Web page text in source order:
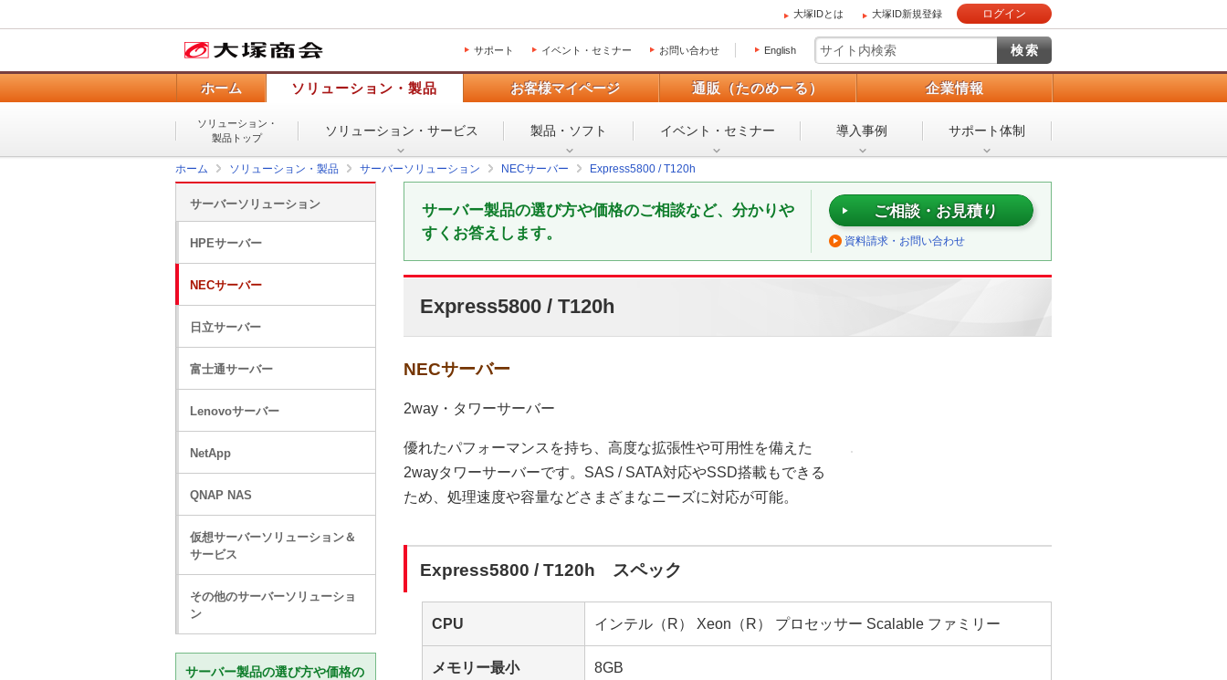
大塚IDとは 大塚ID新規登録 ログイン
サポート イベント・セミナー お問い合わせ English
ホーム ソリューション・製品 お客様マイページ 通販（たのめーる） 企業情報
ソリューション・
製品トップ
ソリューション・ サービス 製品・ソフト イベント・ セミナー 導入事例 サポート体制
ホーム ソリューション・製品 サーバーソリューション NECサーバー Express5800 / T120h
サーバー製品の選び方や価格のご相談など、分かりや
すくお答えします。
ご相談・お見積り
資料請求・お問い合わせ
Express5800 / T120h
NECサーバー
2way・タワーサーバー
優れたパフォーマンスを持ち、高度な拡張性や可用性を備えた
2wayタワーサーバーです。SAS / SATA対応やSSD搭載もできる
ため、処理速度や容量などさまざまなニーズに対応が可能。
Express5800 / T120h スペック
CPU インテル（R） Xeon（R） プロセッサー Scalable ファミリー
メモリー最小 8GB
サーバーソリューション
HPEサーバー
NECサーバー
日立サーバー
富士通サーバー
Lenovoサーバー
NetApp
QNAP NAS
仮想サーバーソリューション＆
サービス
その他のサーバーソリューショ
ン
サーバー製品の選び方や価格の